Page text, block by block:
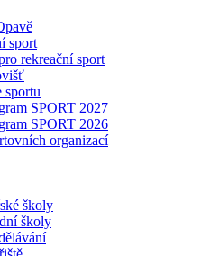
sport
rekreační sport
sportu
SPORT 2027
SPORT 2026
organizací
školy
školy